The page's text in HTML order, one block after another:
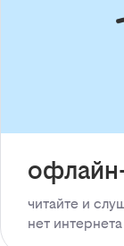
читайте и
нет интернета